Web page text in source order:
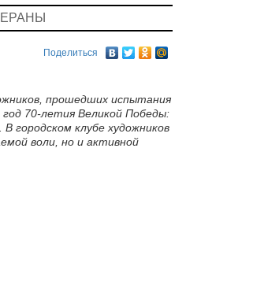
Поделиться
прошедших испытания
70-летия Великой Победы:
городском клубе художников
воли, но и активной